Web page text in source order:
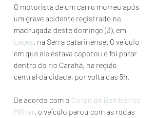
O motorista de um carro morreu após
um grave acidente registrado na
madrugada deste domingo (3), em
Lages, na Serra catarinense. O veículo
em que ele estava capotou e foi parar
dentro do rio Carahá, na região
central da cidade, por volta das 5h.
De acordo com o Corpo de Bombeiros
Militar, o veículo parou com as rodas